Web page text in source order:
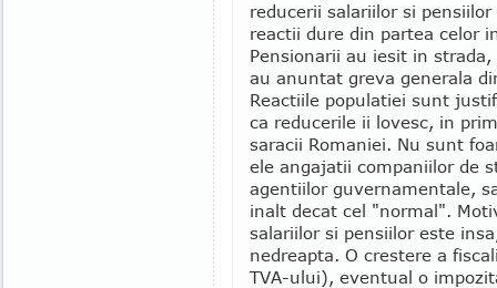
reducerii salariilor si pensiilor
reactii dure din partea celor
Pensionarii au iesit in
au anuntat greva generala
Reactiile populatiei sunt
ca reducerile ii lovesc, in
saracii Romaniei. Nu sunt
ele angajatii companiilor de
agentiilor guvernamentale,
inalt decat cel "normal".
salariilor si pensiilor este
nedreapta. O crestere a
TVA-ului), eventual o